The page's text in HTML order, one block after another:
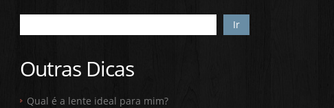
Ir
Outras Dicas
Qual é a lente ideal para mim?